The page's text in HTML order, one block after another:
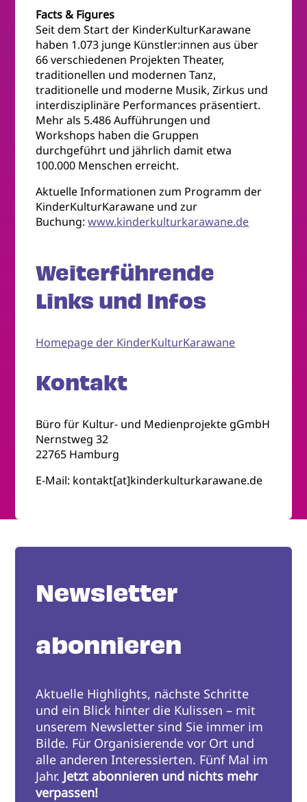
Facts & Figures
Seit dem Start der KinderKulturKarawane
haben 1.073 junge Künstler:innen aus über
66 verschiedenen Projekten Theater,
traditionellen und modernen Tanz,
traditionelle und moderne Musik, Zirkus und
interdisziplinäre Performances präsentiert.
Mehr als 5.486 Aufführungen und
Workshops haben die Gruppen
durchgeführt und jährlich damit etwa
100.000 Menschen erreicht.
Aktuelle Informationen zum Programm der
KinderKulturKarawane und zur
Buchung:www.kinderkulturkarawane.de
Weiterführende
Links und Infos
Homepage der KinderKulturKarawane
Kontakt
Büro für Kultur- und Medienprojekte gGmbH
Nernstweg 32
22765 Hamburg
E-Mail: kontakt[at]kinderkulturkarawane.de
Newsletter
abonnieren
Aktuelle Highlights, nächste Schritte
und ein Blick hinter die Kulissen – mit
unserem Newsletter sind Sie immer im
Bilde. Für Organisierende vor Ort und
alle anderen Interessierten. Fünf Mal im
Jahr. Jetzt abonnieren und nichts mehr
verpassen!